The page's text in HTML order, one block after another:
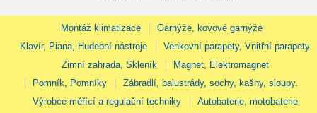
Montáž klimatizace
Garnýže, kovové garnýže
Klavír, Piana, Hudební nástroje
Venkovní parapety, Vnitřní parapety
Zimní zahrada, Skleník
Magnet, Elektromagnet
Pomník, Pomníky
Zábradlí, balustrády, sochy, kašny, sloupy.
Výrobce měřící a regulační techniky
Autobaterie, motobaterie